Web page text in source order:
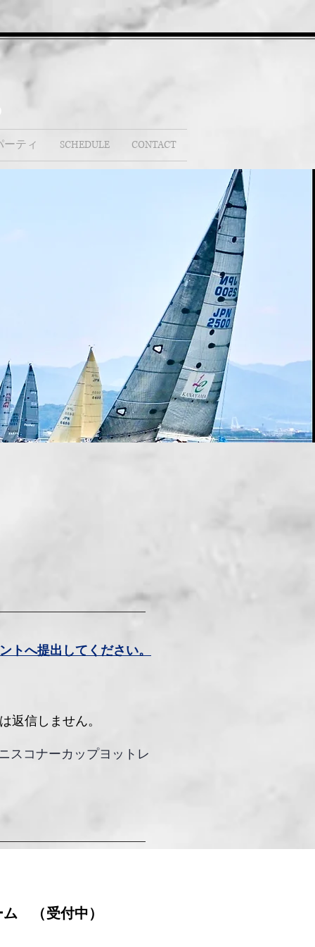
ーティ SCHEDULE CONTACT
トへ提出してください。
返信しません。
スコナーカップヨットレ
（受付中）